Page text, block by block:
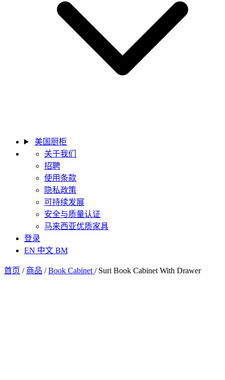
美国厨柜
关于我们
招聘
使用条款
隐私政策
可持续发展
安全与质量认证
马来西亚优质家具
登录
EN 中文 BM
首页 / 商品 / Book Cabinet / Suri Book Cabinet With Drawer